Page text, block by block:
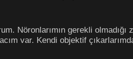
Nöronlarımın gerekli
var. Kendi objektif